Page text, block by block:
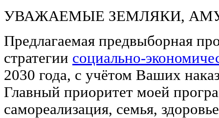
УВАЖАЕМЫЕ ЗЕМЛЯКИ,
Предлагаемая предвыборная
стратегии социально-
2030 года, с учётом Ваших
Главный приоритет моей
самореализация, семья,